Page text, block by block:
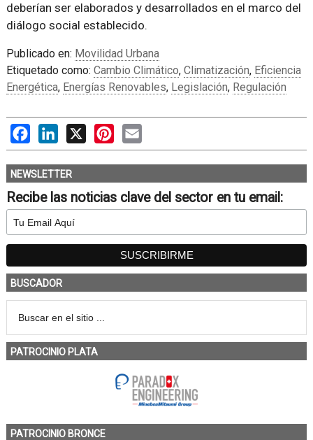
deberían ser elaborados y desarrollados en el marco del
diálogo social establecido.
Publicado en: Movilidad Urbana
Etiquetado como: Cambio Climático, Climatización, Eficiencia
Energética, Energías Renovables, Legislación, Regulación
FacebookLinkedIn
X PinterestEmail
NEWSLETTER
Recibe las noticias clave del sector en tu email:
BUSCADOR
PATROCINIO PLATA
PATROCINIO BRONCE